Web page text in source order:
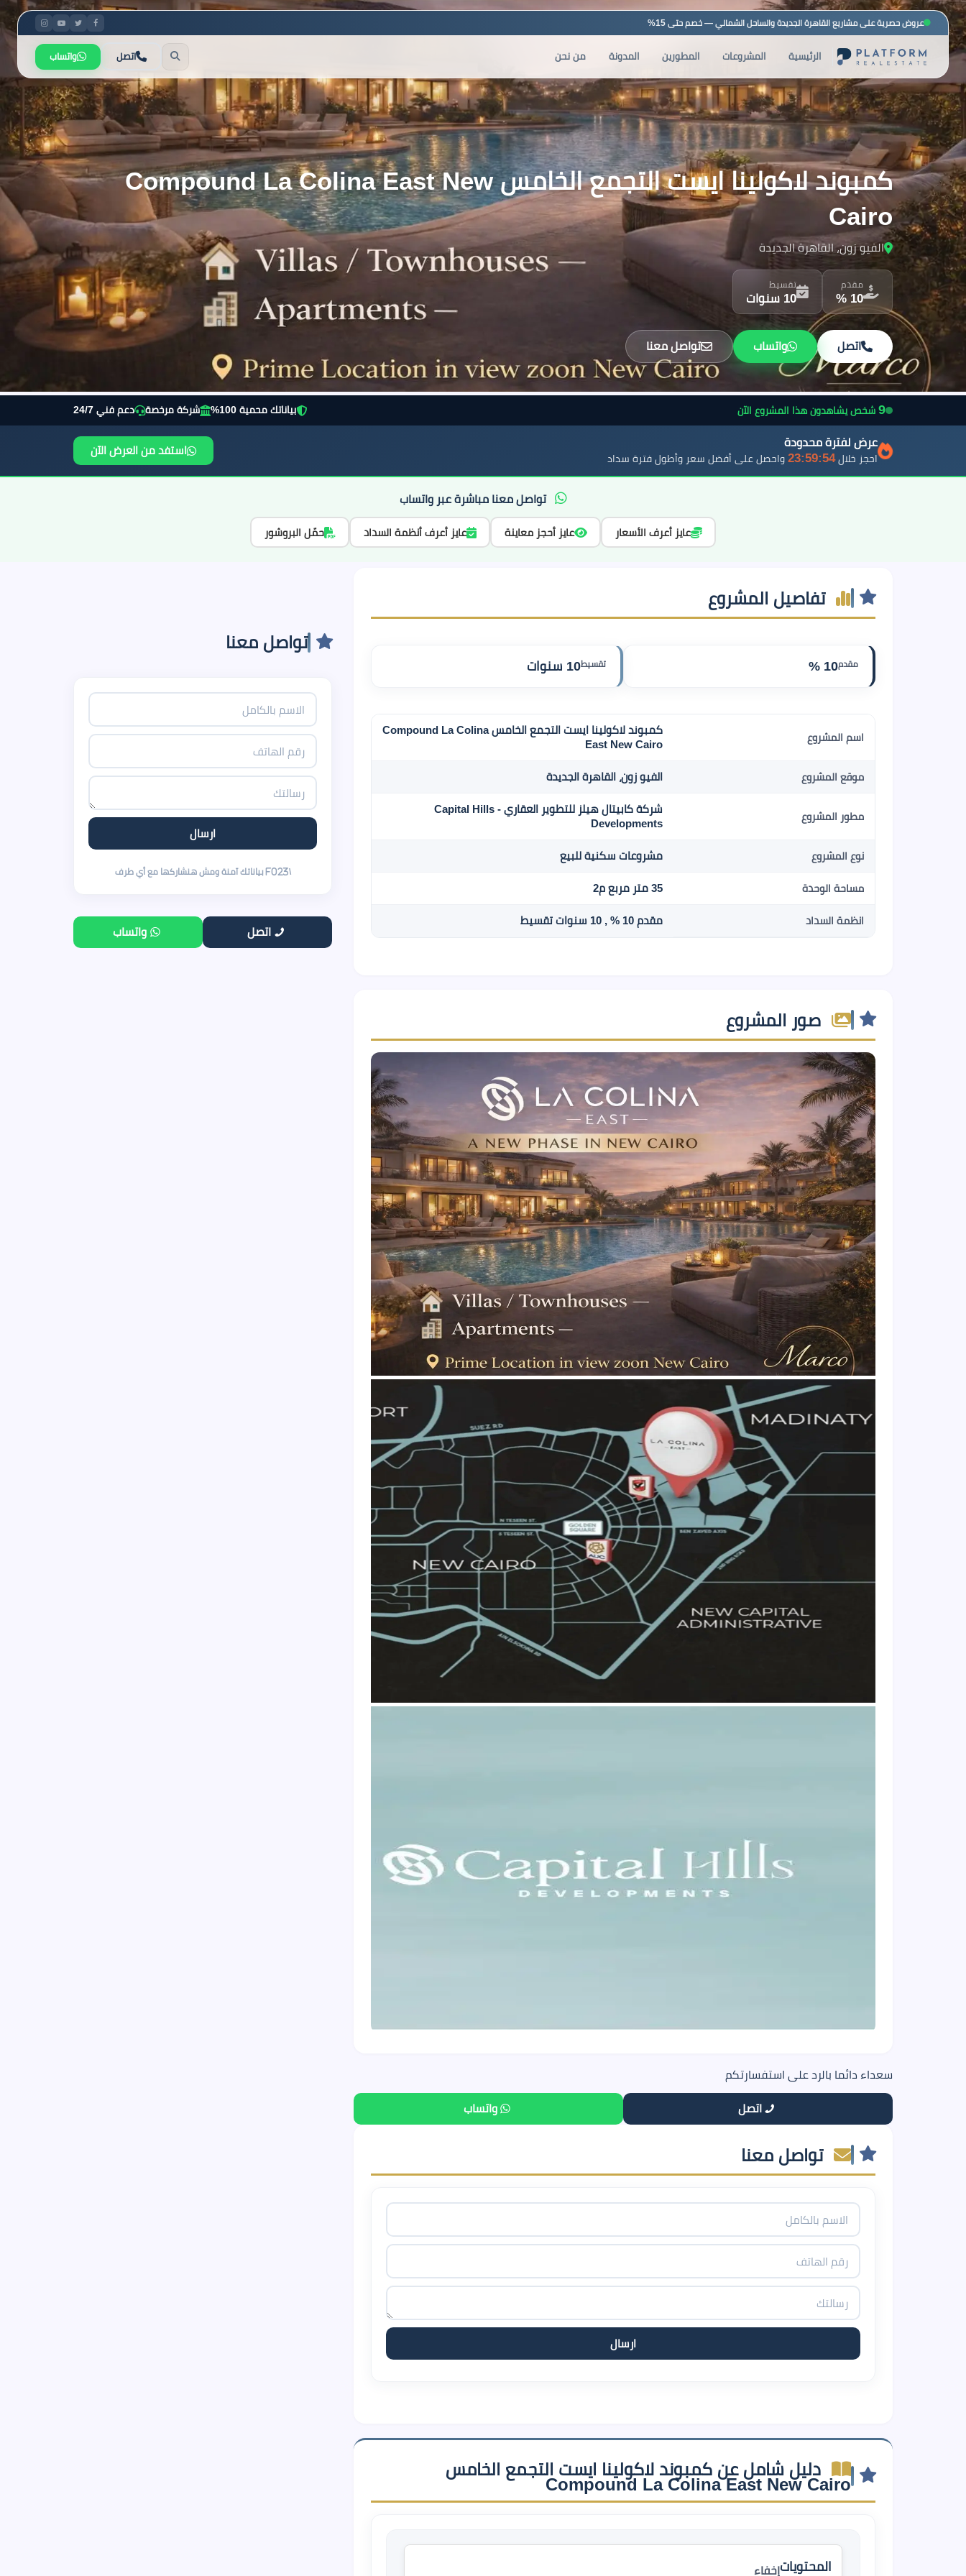
عروض حصرية على مشاريع القاهرة الجديدة والساحل الشمالي — خصم حتى 15%
الرئيسية المشروعات المطورين المدونة من نحن اتصل واتساب
كمبوند لاكولينا ايست التجمع الخامس Compound La Colina East New
Cairo
الفيو زون، القاهرة الجديدة
مقدم
10 %
تقسيط
10 سنوات
اتصل واتساب تواصل معنا
9 شخص يشاهدون هذا المشروع الآن بياناتك محمية 100% شركة مرخصة دعم فني 24/7
عرض لفترة محدودة
احجز خلال23:59:52 واحصل على أفضل سعر وأطول فترة سداد
استفد من العرض الآن
تواصل معنا مباشرة عبر واتساب
عايز أعرف الأسعار عايز أحجز معاينة عايز أعرف أنظمة السداد حمّل البروشور
تفاصيل المشروع
مقدم10 % تقسيط10 سنوات
اسم المشروع
كمبوند لاكولينا ايست التجمع الخامس Compound La Colina
East New Cairo
موقع المشروع الفيو زون، القاهرة الجديدة
مطور المشروع
شركة كابيتال هيلز للتطوير العقاري - Capital Hills
Developments
نوع المشروع مشروعات سكنية للبيع
مساحة الوحدة 35 متر مربع م2
انظمة السداد مقدم 10 % , 10 سنوات تقسيط
صور المشروع
سعداء دائما بالرد على استفسارتكم
اتصل واتساب
تواصل معنا
دليل شامل عن كمبوند لاكولينا ايست التجمع الخامس
Compound La Colina East New Cairo
المحتوياتإخفاء
تواصل معنا
اتصل واتساب